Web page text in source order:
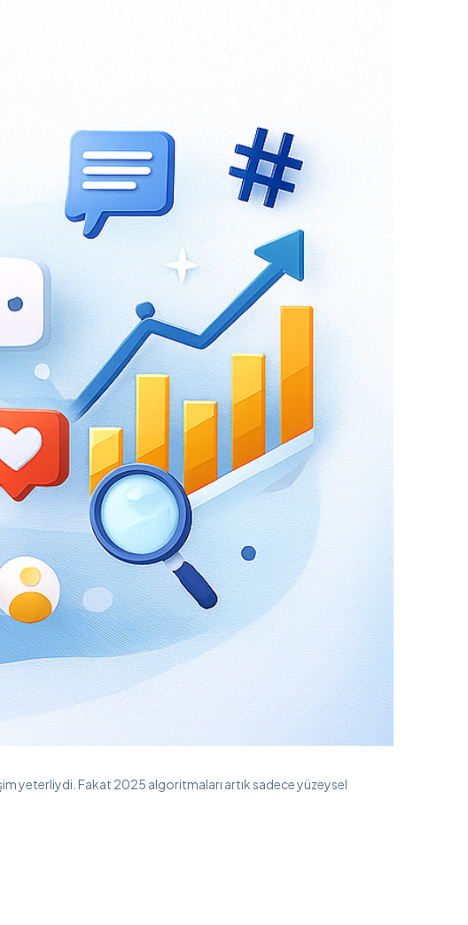
yeterliydi. Fakat 2025 algoritmaları artık sadece yüzeysel